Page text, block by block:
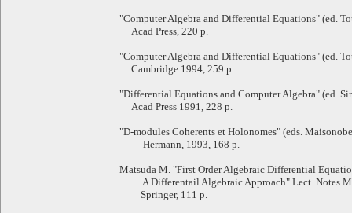
"Computer Algebra and Differential Equations" (ed.
Acad Press, 220 p.
"Computer Algebra and Differential Equations" (ed.
Cambridge 1994, 259 p.
"Differential Equations and Computer Algebra" (ed.
Acad Press 1991, 228 p.
"D-modules Coherents et Holonomes" (eds.
Hermann, 1993, 168 p.
Matsuda M. "First Order Algebraic Differential
A Differentail Algebraic Approach" Lect. Notes
Springer, 111 p.